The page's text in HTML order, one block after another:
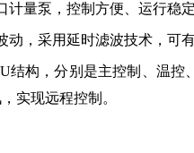
计量泵，控制方便、运行稳
动，采用延时滤波技术，可
结构，分别是主控制、温
实现远程控制。